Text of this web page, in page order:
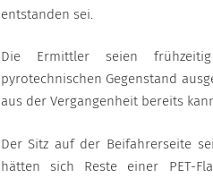
entstanden sei.
Die Ermittler seien
pyrotechnischen Gegenstand
aus der Vergangenheit bereits
Der Sitz auf der Beifahrerseite
hätten sich Reste einer PET-